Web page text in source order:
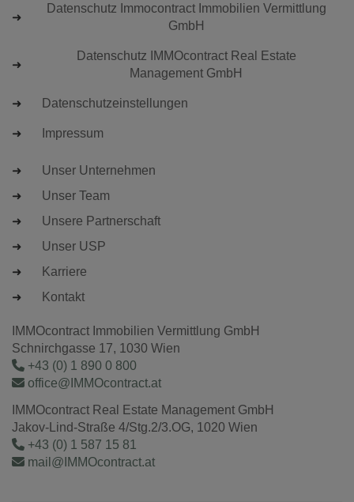
Datenschutz Immocontract Immobilien Vermittlung
GmbH
Datenschutz IMMOcontract Real Estate
Management GmbH
Datenschutzeinstellungen
Impressum
Unser Unternehmen
Unser Team
Unsere Partnerschaft
Unser USP
Karriere
Kontakt
IMMOcontract Immobilien Vermittlung GmbH
Schnirchgasse 17, 1030 Wien
+43 (0) 1 890 0 800
office@IMMOcontract.at
IMMOcontract Real Estate Management GmbH
Jakov-Lind-Straße 4/Stg.2/3.OG, 1020 Wien
+43 (0) 1 587 15 81
mail@IMMOcontract.at